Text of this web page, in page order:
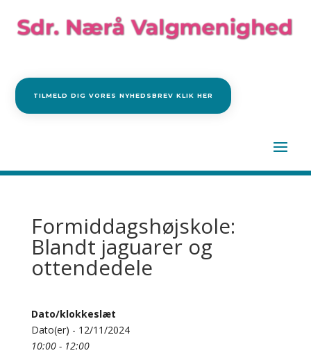
TILMELD DIG VORES NYHEDSBREV KLIK HER
Formiddagshøjskole:
Blandt jaguarer og
ottendedele
Dato/klokkeslæt
Dato(er) - 12/11/2024
10:00 - 12:00